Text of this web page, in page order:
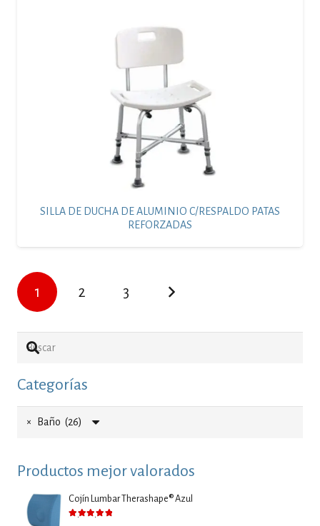
SILLA DE DUCHA DE ALUMINIO C/RESPALDO PATAS
REFORZADAS
1 2 3
Categorías
× Baño (26)
Productos mejor valorados
Cojín Lumbar Therashape® Azul
Valorado con